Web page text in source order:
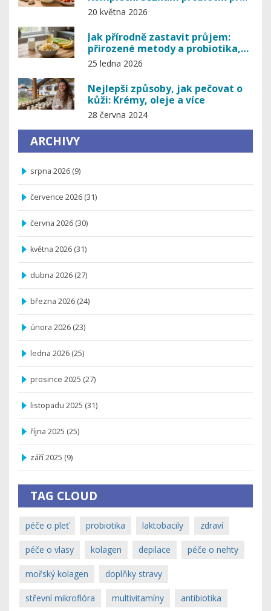
střeva
20 května 2026
Jak přírodně zastavit průjem:
přirozené metody a probiotika,
které skutečně pomáhají
25 ledna 2026
Nejlepší způsoby, jak pečovat o
kůži: Krémy, oleje a více
28 června 2024
ARCHIVY
srpna 2026 (9)
července 2026 (31)
června 2026 (30)
května 2026 (31)
dubna 2026 (27)
března 2026 (24)
února 2026 (23)
ledna 2026 (25)
prosince 2025 (27)
listopadu 2025 (31)
října 2025 (25)
září 2025 (9)
TAG CLOUD
péče o pleť probiotika laktobacily zdraví
péče o vlasy kolagen depilace péče o nehty
mořský kolagen doplňky stravy
střevní mikroflóra multivitamíny antibiotika